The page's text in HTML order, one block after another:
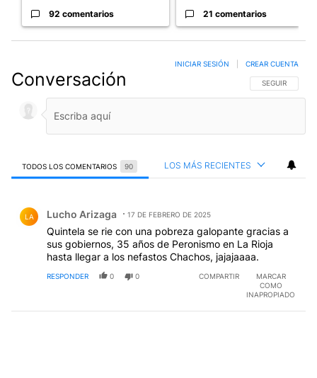
92 comentarios 21 comentarios
Conversación SIGA ESTA
SEGUIR
INICIAR SESIÓN CREAR CUENTA
TODOS LOS COMENTARIOS 90 LOS MÁS RECIENTES
LA Lucho Arizaga 17 DE FEBRERO DE 2025
Quintela se rie con una pobreza galopante gracias a
sus gobiernos, 35 años de Peronismo en La Rioja
hasta llegar a los nefastos Chachos, jajajaaaa.
RESPONDER 0 0 COMPARTIR
MARCAR
COMO
INAPROPIADO